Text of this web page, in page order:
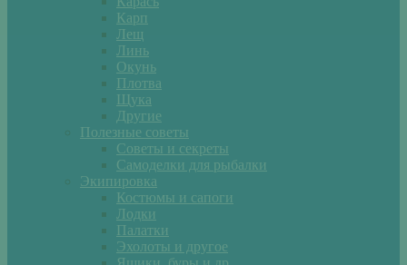
Карп
Лещ
Линь
Окунь
Плотва
Щука
Другие
Полезные советы
Советы и секреты
Самоделки для рыбалки
Экипировка
Костюмы и сапоги
Лодки
Палатки
Эхолоты и другое